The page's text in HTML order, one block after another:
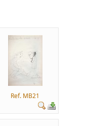
Ref. MB21